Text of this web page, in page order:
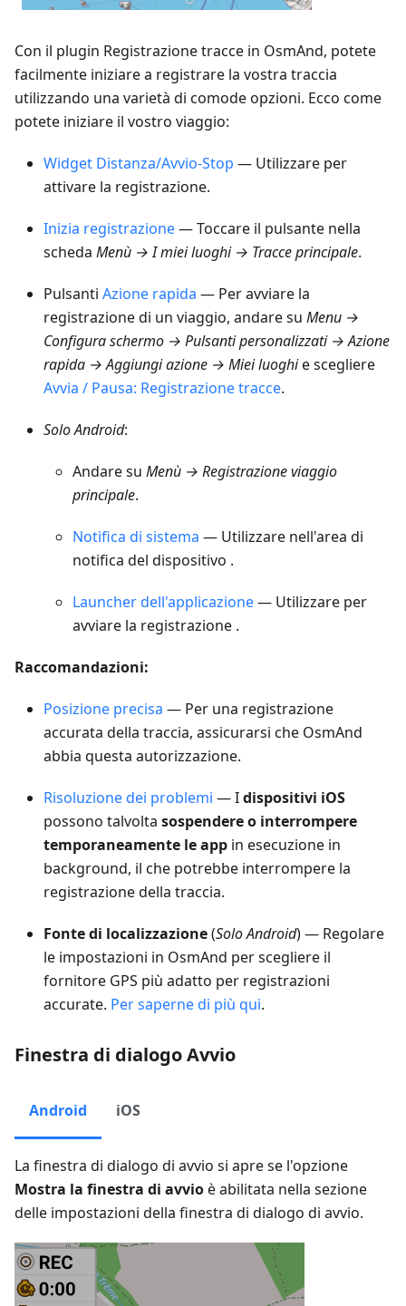
Con il plugin Registrazione tracce in OsmAnd, potete
facilmente iniziare a registrare la vostra traccia
utilizzando una varietà di comode opzioni. Ecco come
potete iniziare il vostro viaggio:
Widget Distanza/Avvio-Stop — Utilizzare per
attivare la registrazione.
Inizia registrazione— Toccare il pulsante nella
scheda Menù → I miei luoghi → Tracceprincipale.
Pulsanti Azione rapida — Per avviare la
registrazione di un viaggio, andare su Menu →
Configura schermo → Pulsanti personalizzati → Azione
rapida → Aggiungi azione → Miei luoghie scegliere
Avvia / Pausa: Registrazione tracce.
Solo Android:
Andare su Menù → Registrazione viaggio
principale.
Notifica di sistema — Utilizzare nell'area di
notifica del dispositivo .
Launcher dell'applicazione— Utilizzare per
avviare la registrazione .
Raccomandazioni:
Posizione precisa — Per una registrazione
accurata della traccia, assicurarsi che OsmAnd
abbia questa autorizzazione.
Risoluzione dei problemi — Idispositivi iOS
possono talvolta sospendere o interrompere
temporaneamente le app in esecuzione in
background, il che potrebbe interrompere la
registrazione della traccia.
Fonte di localizzazione(Solo Android) — Regolare
le impostazioni in OsmAnd per scegliere il
fornitore GPS più adatto per registrazioni
accurate. Per saperne di più qui.
Finestra di dialogo Avvio
Android iOS
La finestra di dialogo di avvio si apre se l'opzione
Mostra la finestra di avvioè abilitata nella sezione
delle impostazioni della finestra di dialogo di avvio.